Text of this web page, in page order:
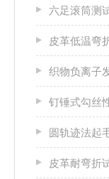
六足滚筒测
皮革低温弯
织物负离子
钉锤式勾丝
圆轨迹法起
皮革耐弯折